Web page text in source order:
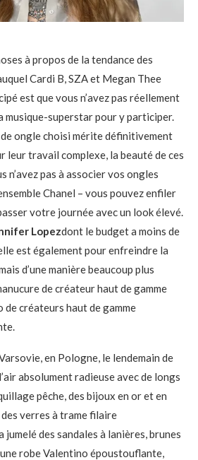
à propos de la tendance des
Cardi B, SZA et Megan Thee
est que vous n’avez pas réellement
musique-superstar pour y participer.
ongle choisi mérite définitivement
leur travail complexe, la beauté de ces
n’avez pas à associer vos ongles
Chanel – vous pouvez enfiler
votre journée avec un look élevé.
Lopezdont le budget a moins de
est également pour enfreindre la
d’une manière beaucoup plus
de créateur haut de gamme
de créateurs haut de gamme
en Pologne, le lendemain de
absolument radieuse avec de longs
pêche, des bijoux en or et en
verres à trame filaire
jumelé des sandales à lanières, brunes
robe Valentino époustouflante,